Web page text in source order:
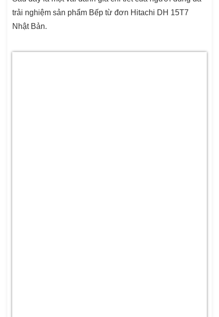
trải nghiệm sản phẩm Bếp từ đơn Hitachi DH 15T7
Nhật Bản.